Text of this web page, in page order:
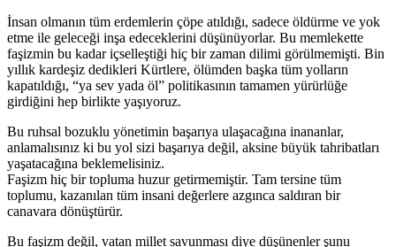
İnsan olmanın tüm erdemlerin çöpe atıldığı, sadece öldürme ve yok
etme ile geleceği inşa edeceklerini düşünüyorlar. Bu memlekette
faşizmin bu kadar içselleştiği hiç bir zaman dilimi görülmemişti. Bin
yıllık kardeşiz dedikleri Kürtlere, ölümden başka tüm yolların
kapatıldığı, “ya sev yada öl” politikasının tamamen yürürlüğe
girdiğini hep birlikte yaşıyoruz.
Bu ruhsal bozuklu yönetimin başarıya ulaşacağına inananlar,
anlamalısınız ki bu yol sizi başarıya değil, aksine büyük tahribatları
yaşatacağına beklemelisiniz.
Faşizm hiç bir topluma huzur getirmemiştir. Tam tersine tüm
toplumu, kazanılan tüm insani değerlere azgınca saldıran bir
canavara dönüştürür.
Bu faşizm değil, vatan millet savunması diye düşünenler şunu